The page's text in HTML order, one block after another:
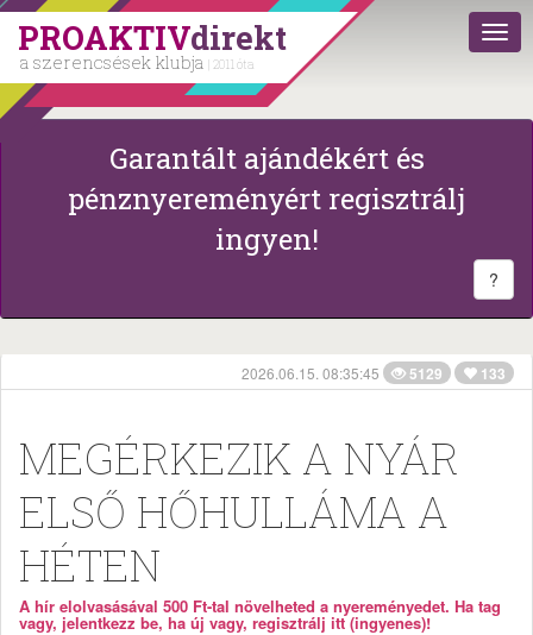
PROAKTIVdirekt
a szerencsések klubja | 2011 óta
Garantált ajándékért és
pénznyereményért regisztrálj
ingyen!
?
2026.06.15. 08:35:45 5129 133
MEGÉRKEZIK A NYÁR
ELSŐ HŐHULLÁMA A
HÉTEN
A hír elolvasásával 500 Ft-tal növelheted a nyereményedet. Ha tag
vagy, jelentkezz be, ha új vagy, regisztrálj itt (ingyenes)!